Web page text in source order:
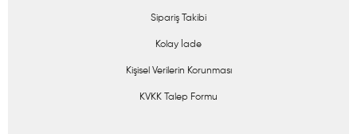
Sipariş Takibi
Kolay İade
Kişisel Verilerin Korunması
KVKK Talep Formu